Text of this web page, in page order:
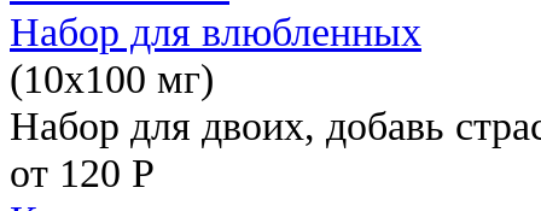
Набор для влюбленных
(10х100 мг)
Набор для двоих, добавь
от 120 Р